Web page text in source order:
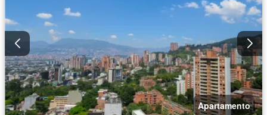
Apartamento